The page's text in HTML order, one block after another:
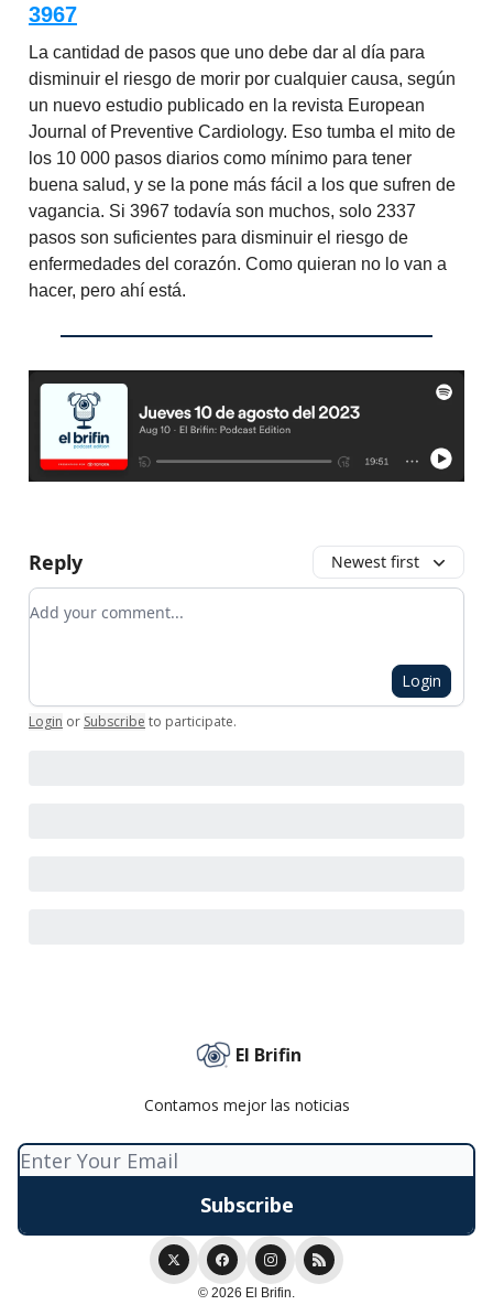
3967
La cantidad de pasos que uno debe dar al día para
disminuir el riesgo de morir por cualquier causa, según
un nuevo estudio publicado en la revista European
Journal of Preventive Cardiology. Eso tumba el mito de
los 10 000 pasos diarios como mínimo para tener
buena salud, y se la pone más fácil a los que sufren de
vagancia. Si 3967 todavía son muchos, solo 2337
pasos son suficientes para disminuir el riesgo de
enfermedades del corazón. Como quieran no lo van a
hacer, pero ahí está.
Reply Newest first
Add your comment
Login
Login or Subscribe to participate.
El Brifin
Contamos mejor las noticias
© 2026 El Brifin.